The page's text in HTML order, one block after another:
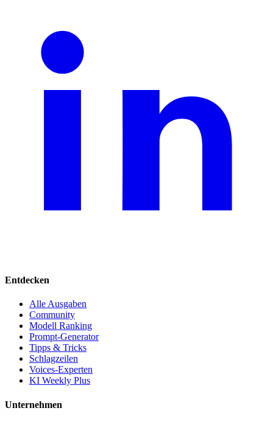
Entdecken
Alle Ausgaben
Community
Modell Ranking
Prompt-Generator
Tipps & Tricks
Schlagzeilen
Voices-Experten
KI Weekly Plus
Unternehmen